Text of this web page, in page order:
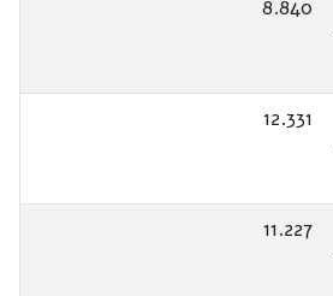
8.840
12.331
11.227